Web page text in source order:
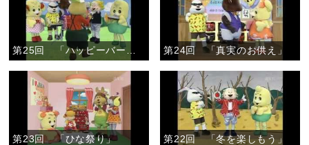
第25回 「ハッピーバースデイ」 第24回 「真実のお供え」
第23回 「ひな祭り」 第22回 「冬を楽しもう」